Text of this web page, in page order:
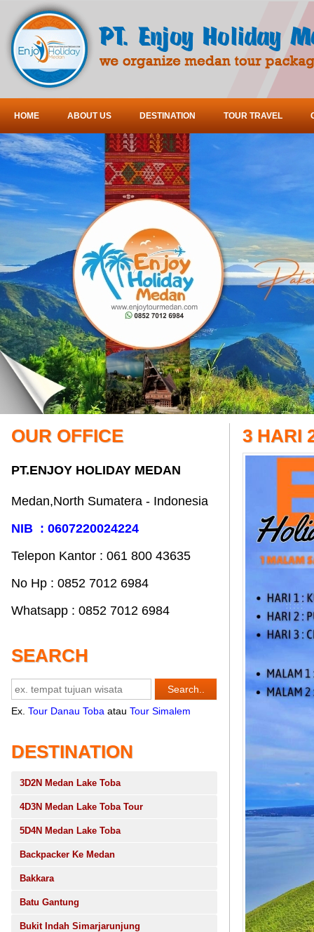
HOME ABOUT US DESTINATION TOUR TRAVEL
OUR OFFICE
PT.ENJOY HOLIDAY MEDAN
Medan,North Sumatera - Indonesia
NIB : 0607220024224
Telepon Kantor : 061‎ 800 43635
No Hp : 0852 7012 6984
Whatsapp : 0852 7012 6984
SEARCH
Ex. Tour Danau Toba atau Tour Simalem
DESTINATION
3D2N Medan Lake Toba
4D3N Medan Lake Toba Tour
5D4N Medan Lake Toba
Backpacker Ke Medan
Bakkara
Batu Gantung
Bukit Indah Simarjarunjung
3 HARI